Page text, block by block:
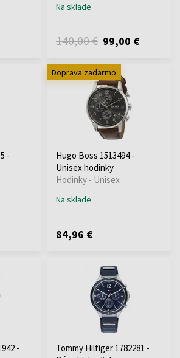
Na sklade
140,00 € 99,00 €
-
Doprava zadarmo
Hugo Boss 1513494 -
Unisex hodinky
Hodinky - Unisex
Na sklade
84,96 €
-
Tommy Hilfiger 1782281 -